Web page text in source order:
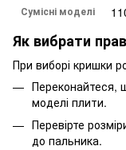
Сумісні моделі
Як вибрати
При виборі кришки
Переконайтеся,
моделі плити.
Перевірте
до пальника.